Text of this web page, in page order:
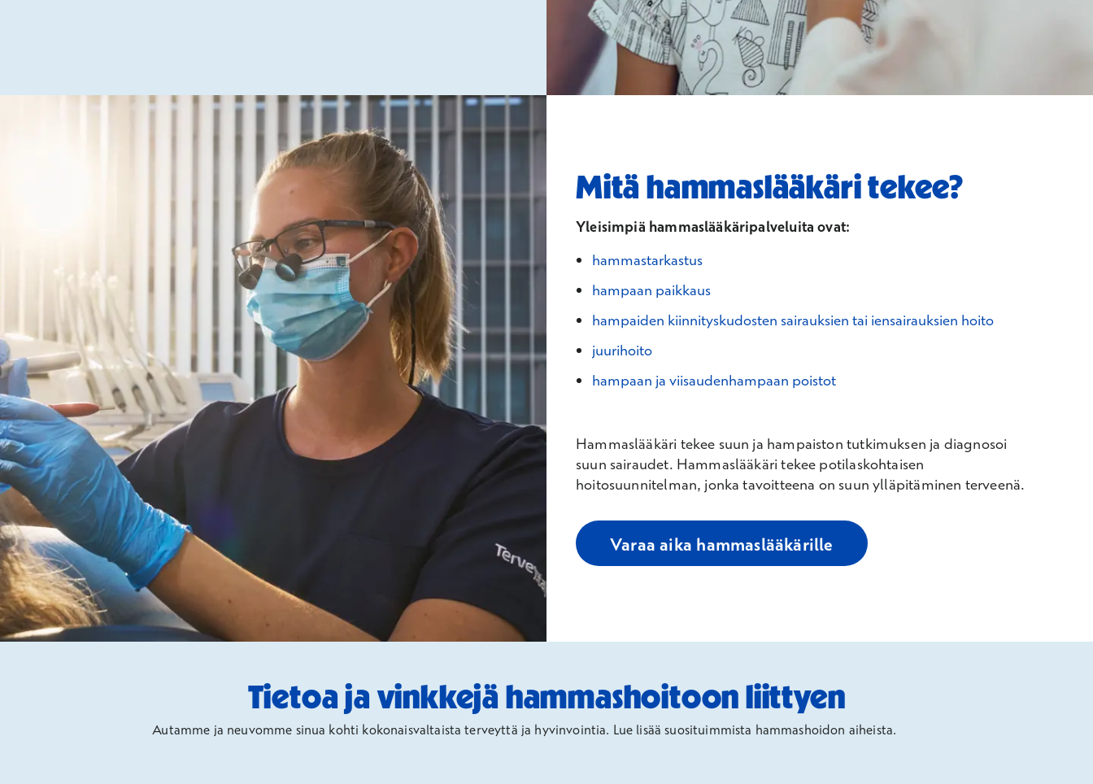
Mitä hammaslääkäri tekee?
Yleisimpiä hammaslääkäripalveluita ovat:
hammastarkastus
hampaan paikkaus
hampaiden kiinnityskudosten sairauksien tai iensairauksien hoito
juurihoito
hampaan ja viisaudenhampaan poistot
Hammaslääkäri tekee suun ja hampaiston tutkimuksen ja diagnosoi
suun sairaudet. Hammaslääkäri tekee potilaskohtaisen
hoitosuunnitelman, jonka tavoitteena on suun ylläpitäminen terveenä.
Varaa aika hammaslääkärille
Tietoa ja vinkkejä hammashoitoon liittyen
Autamme ja neuvomme sinua kohti kokonaisvaltaista terveyttä ja hyvinvointia. Lue lisää suosituimmista hammashoidon aiheista.